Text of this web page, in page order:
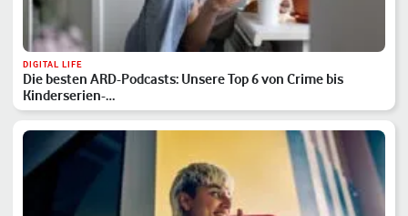
DIGITAL LIFE
Die besten ARD-Podcasts: Unsere Top 6 von Crime bis
Kinderserien-…